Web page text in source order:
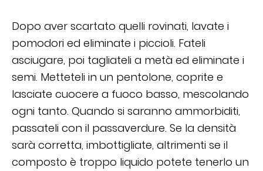
Dopo aver scartato quelli rovinati, lavate i
pomodori ed eliminate i piccioli. Fateli
asciugare, poi tagliateli a metà ed eliminate i
semi. Metteteli in un pentolone, coprite e
lasciate cuocere a fuoco basso, mescolando
ogni tanto. Quando si saranno ammorbiditi,
passateli con il passaverdure. Se la densità
sarà corretta, imbottigliate, altrimenti se il
composto è troppo liquido potete tenerlo un